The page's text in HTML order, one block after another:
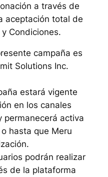
a través de
aceptación total de
Condiciones.
campaña es
Solutions Inc.
estará vigente
en los canales
permanecerá activa
hasta que Meru
podrán realizar
de la plataforma